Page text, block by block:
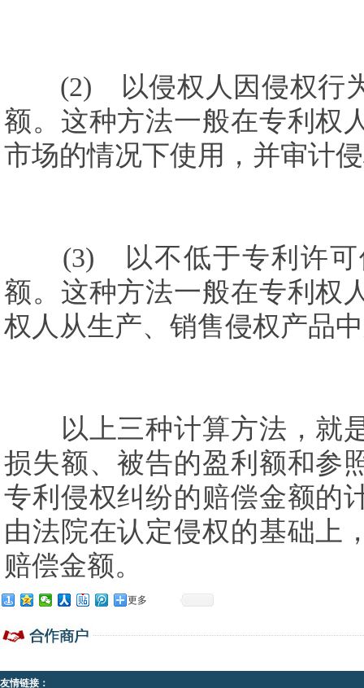
(2) 以侵权人因侵权行为
额。这种方法一般在专利权
市场的情况下使用，并审计
(3) 以不低于专利许可
额。这种方法一般在专利权
权人从生产、销售侵权产品
以上三种计算方法，就是
损失额、被告的盈利额和参
专利侵权纠纷的赔偿金额的
由法院在认定侵权的基础上
赔偿金额。
更多
友情链接：